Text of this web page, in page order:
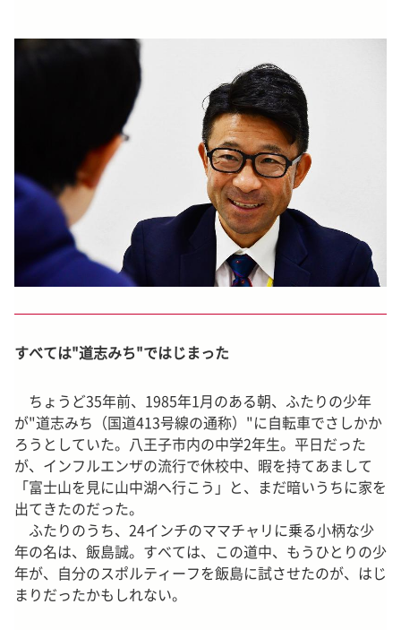
すべては"道志みち"ではじまった
ちょうど35年前、1985年1月のある朝、ふたりの少年
が"道志みち（国道413号線の通称）"に自転車でさしかか
ろうとしていた。八王子市内の中学2年生。平日だった
が、インフルエンザの流行で休校中、暇を持てあまして
「富士山を見に山中湖へ行こう」と、まだ暗いうちに家を
出てきたのだった。
ふたりのうち、24インチのママチャリに乗る小柄な少
年の名は、飯島誠。すべては、この道中、もうひとりの少
年が、自分のスポルティーフを飯島に試させたのが、はじ
まりだったかもしれない。